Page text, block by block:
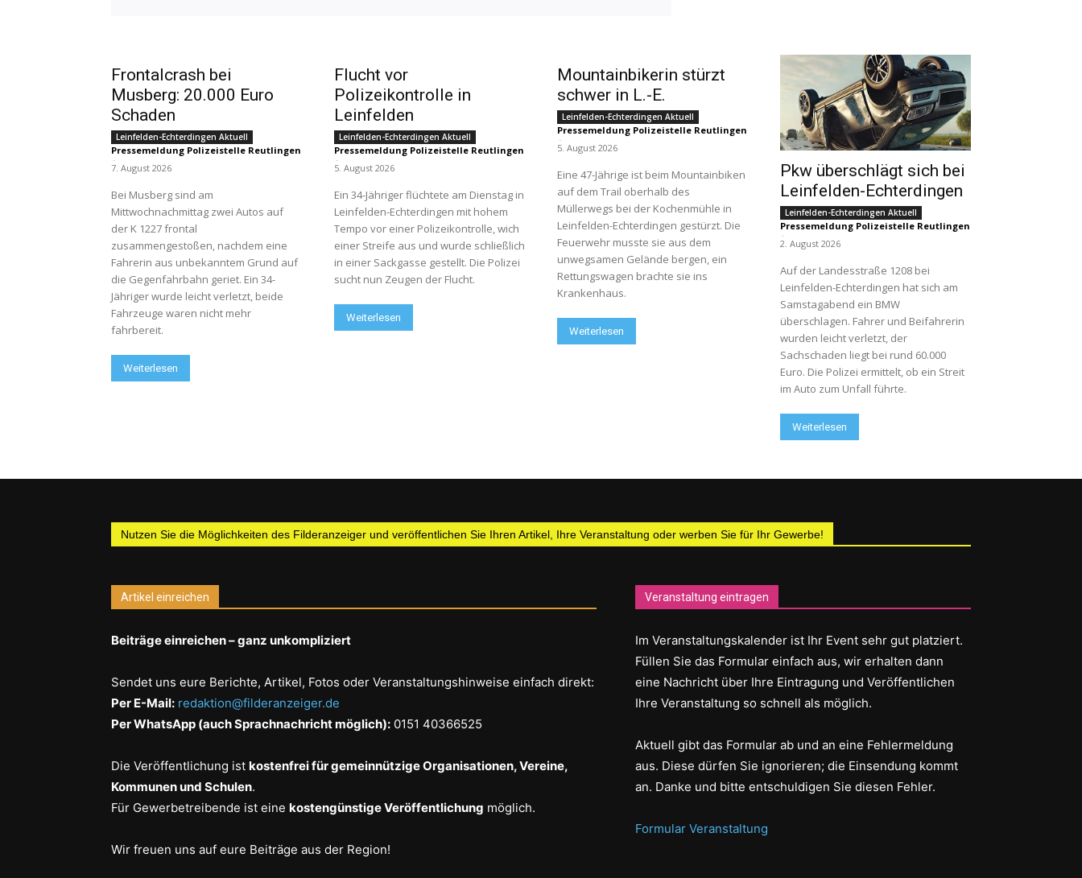
Frontalcrash bei
Musberg: 20.000 Euro
Schaden
Leinfelden-Echterdingen Aktuell
Pressemeldung Polizeistelle Reutlingen
-
7. August 2026
Bei Musberg sind am
Mittwochnachmittag zwei Autos auf
der K 1227 frontal
zusammengestoßen, nachdem eine
Fahrerin aus unbekanntem Grund auf
die Gegenfahrbahn geriet. Ein 34-
Jähriger wurde leicht verletzt, beide
Fahrzeuge waren nicht mehr
fahrbereit.
Weiterlesen
Flucht vor
Polizeikontrolle in
Leinfelden
Leinfelden-Echterdingen Aktuell
Pressemeldung Polizeistelle Reutlingen
-
5. August 2026
Ein 34-Jähriger flüchtete am Dienstag in
Leinfelden-Echterdingen mit hohem
Tempo vor einer Polizeikontrolle, wich
einer Streife aus und wurde schließlich
in einer Sackgasse gestellt. Die Polizei
sucht nun Zeugen der Flucht.
Weiterlesen
Mountainbikerin stürzt
schwer in L.-E.
Leinfelden-Echterdingen Aktuell
Pressemeldung Polizeistelle Reutlingen
-
5. August 2026
Eine 47-Jährige ist beim Mountainbiken
auf dem Trail oberhalb des
Müllerwegs bei der Kochenmühle in
Leinfelden-Echterdingen gestürzt. Die
Feuerwehr musste sie aus dem
unwegsamen Gelände bergen, ein
Rettungswagen brachte sie ins
Krankenhaus.
Weiterlesen
Pkw überschlägt sich bei
Leinfelden-Echterdingen
Leinfelden-Echterdingen Aktuell
Pressemeldung Polizeistelle Reutlingen
-
2. August 2026
Auf der Landesstraße 1208 bei
Leinfelden-Echterdingen hat sich am
Samstagabend ein BMW
überschlagen. Fahrer und Beifahrerin
wurden leicht verletzt, der
Sachschaden liegt bei rund 60.000
Euro. Die Polizei ermittelt, ob ein Streit
im Auto zum Unfall führte.
Weiterlesen
Nutzen Sie die Möglichkeiten des Filderanzeiger und veröffentlichen Sie Ihren Artikel, Ihre Veranstaltung oder werben Sie für Ihr Gewerbe!
Artikel einreichen
Beiträge einreichen – ganz unkompliziert
Sendet uns eure Berichte, Artikel, Fotos oder Veranstaltungshinweise einfach direkt:
Per E-Mail: redaktion@filderanzeiger.de
Per WhatsApp (auch Sprachnachricht möglich): 0151 40366525
Die Veröffentlichung ist kostenfrei für gemeinnützige Organisationen, Vereine,
Kommunen und Schulen.
Für Gewerbetreibende ist eine kostengünstige Veröffentlichung möglich.
Wir freuen uns auf eure Beiträge aus der Region!
Veranstaltung eintragen
Im Veranstaltungskalender ist Ihr Event sehr gut platziert.
Füllen Sie das Formular einfach aus, wir erhalten dann
eine Nachricht über Ihre Eintragung und Veröffentlichen
Ihre Veranstaltung so schnell als möglich.
Aktuell gibt das Formular ab und an eine Fehlermeldung
aus. Diese dürfen Sie ignorieren; die Einsendung kommt
an. Danke und bitte entschuldigen Sie diesen Fehler.
Formular Veranstaltung